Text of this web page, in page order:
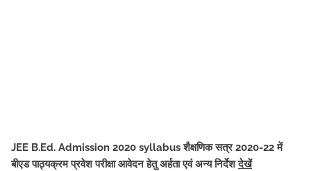
JEE B.Ed. Admission 2020 syllabus शैक्षणिक सत्र 2020-22 में
बीएड पाठ्यक्रम प्रवेश परीक्षा आवेदन हेतु अर्हता एवं अन्य निर्देशदेखें